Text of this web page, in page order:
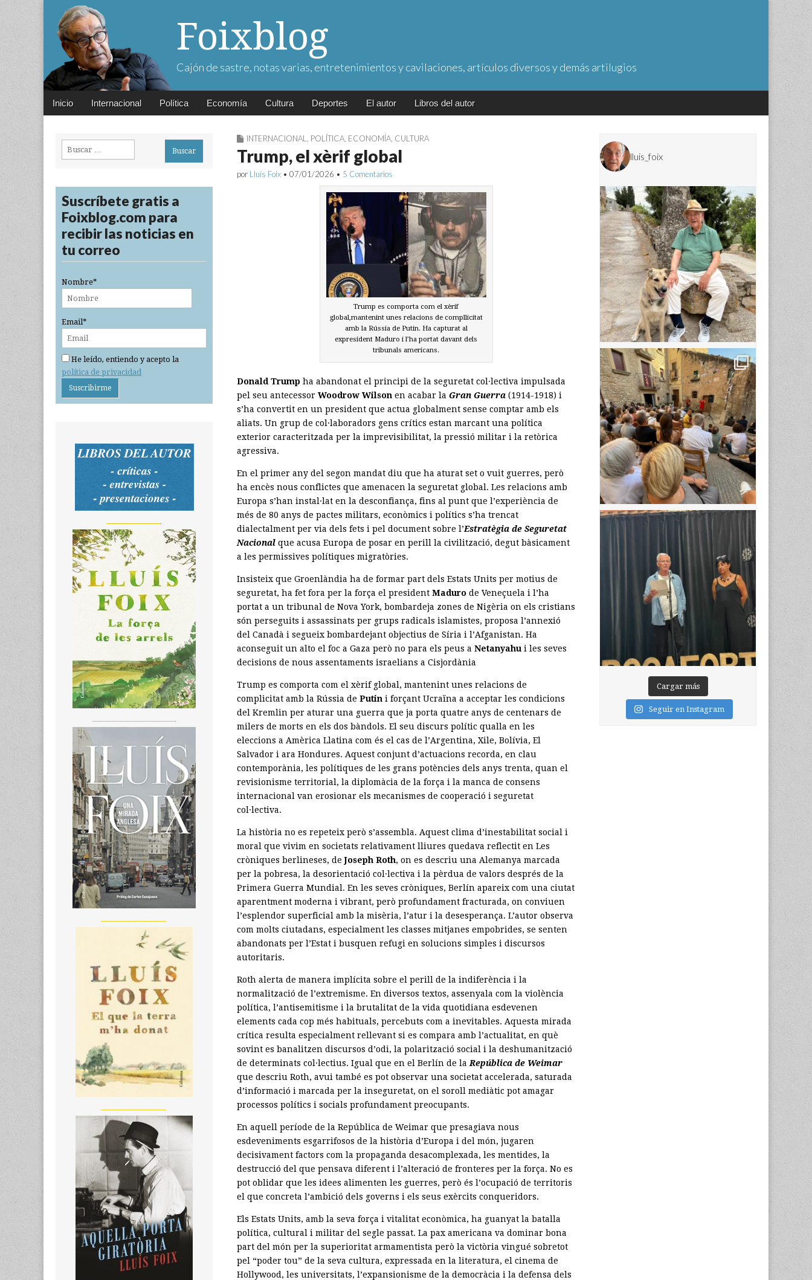
Foixblog
Cajón de sastre, notas varias, entretenimientos y cavilaciones, artículos diversos y demás artilugios
Main
Skip
Inicio Internacional Política Economía Cultura Deportes El autor Libros del autor
INTERNACIONAL POLÍTICA ECONOMÍA CULTURA
Trump, el xèrif global
por Lluís Foix • 07/01/2026 • 5 Comentarios
Trump es comporta com el xèrif
global,mantenint unes relacions de compllicitat
amb la Rússia de Putin. Ha capturat al
expresident Maduro i l’ha portat davant dels
tribunals americans.
Donald Trump ha abandonat el principi de la seguretat col·lectiva impulsada
pel seu antecessor Woodrow Wilson en acabar la Gran Guerra (1914-1918) i
s’ha convertit en un president que actua globalment sense comptar amb els
aliats. Un grup de col·laboradors gens crítics estan marcant una política
exterior caracteritzada per la imprevisibilitat, la pressió militar i la retòrica
agressiva.
En el primer any del segon mandat diu que ha aturat set o vuit guerres, però
ha encès nous conflictes que amenacen la seguretat global. Les relacions amb
Europa s’han instal·lat en la desconfiança, fins al punt que l’experiència de
més de 80 anys de pactes militars, econòmics i polítics s’ha trencat
dialectalment per via dels fets i pel document sobre l’Estratègia de Seguretat
Nacional que acusa Europa de posar en perill la civilització, degut bàsicament
a les permissives polítiques migratòries.
Insisteix que Groenlàndia ha de formar part dels Estats Units per motius de
seguretat, ha fet fora per la força el president Maduro de Veneçuela i l’ha
portat a un tribunal de Nova York, bombardeja zones de Nigèria on els cristians
són perseguits i assassinats per grups radicals islamistes, proposa l’annexió
del Canadà i segueix bombardejant objectius de Síria i l’Afganistan. Ha
aconseguit un alto el foc a Gaza però no para els peus a Netanyahu i les seves
decisions de nous assentaments israelians a Cisjordània
Trump es comporta com el xèrif global, mantenint unes relacions de
complicitat amb la Rússia de Putin i forçant Ucraïna a acceptar les condicions
del Kremlin per aturar una guerra que ja porta quatre anys de centenars de
milers de morts en els dos bàndols. El seu discurs polític qualla en les
eleccions a Amèrica Llatina com és el cas de l’Argentina, Xile, Bolívia, El
Salvador i ara Hondures. Aquest conjunt d’actuacions recorda, en clau
contemporània, les polítiques de les grans potències dels anys trenta, quan el
revisionisme territorial, la diplomàcia de la força i la manca de consens
internacional van erosionar els mecanismes de cooperació i seguretat
col·lectiva.
La història no es repeteix però s’assembla. Aquest clima d’inestabilitat social i
moral que vivim en societats relativament lliures quedava reflectit en Les
cròniques berlineses, deJoseph Roth, on es descriu una Alemanya marcada
per la pobresa, la desorientació col·lectiva i la pèrdua de valors després de la
Primera Guerra Mundial. En les seves cròniques, Berlín apareix com una ciutat
aparentment moderna i vibrant, però profundament fracturada, on conviuen
l’esplendor superficial amb la misèria, l’atur i la desesperança. L’autor observa
com molts ciutadans, especialment les classes mitjanes empobrides, se senten
abandonats per l’Estat i busquen refugi en solucions simples i discursos
autoritaris.
Roth alerta de manera implícita sobre el perill de la indiferència i la
normalització de l’extremisme. En diversos textos, assenyala com la violència
política, l’antisemitisme i la brutalitat de la vida quotidiana esdevenen
elements cada cop més habituals, percebuts com a inevitables. Aquesta mirada
crítica resulta especialment rellevant si es compara amb l’actualitat, en què
sovint es banalitzen discursos d’odi, la polarització social i la deshumanització
de determinats col·lectius. Igual que en el Berlín de la República de Weimar
que descriu Roth, avui també es pot observar una societat accelerada, saturada
d’informació i marcada per la inseguretat, on el soroll mediàtic pot amagar
processos polítics i socials profundament preocupants.
En aquell període de la República de Weimar que presagiava nous
esdeveniments esgarrifosos de la història d’Europa i del món, jugaren
decisivament factors com la propaganda desacomplexada, les mentides, la
destrucció del que pensava diferent i l’alteració de fronteres per la força. No es
pot oblidar que les idees alimenten les guerres, però és l’ocupació de territoris
el que concreta l’ambició dels governs i els seus exèrcits conqueridors.
Els Estats Units, amb la seva força i vitalitat econòmica, ha guanyat la batalla
política, cultural i militar del segle passat. La pax americana va dominar bona
part del món per la superioritat armamentista però la victòria vingué sobretot
pel “poder tou” de la seva cultura, expressada en la literatura, el cinema de
Hollywood, les universitats, l’expansionisme de la democràcia i la defensa dels
Buscar:
Suscríbete gratis a
Foixblog.com para
recibir las noticias en
tu correo
Nombre*
Email*
He leído, entiendo y acepto la
política de privacidad
lluis_foix
Cargar más
Seguir en Instagram